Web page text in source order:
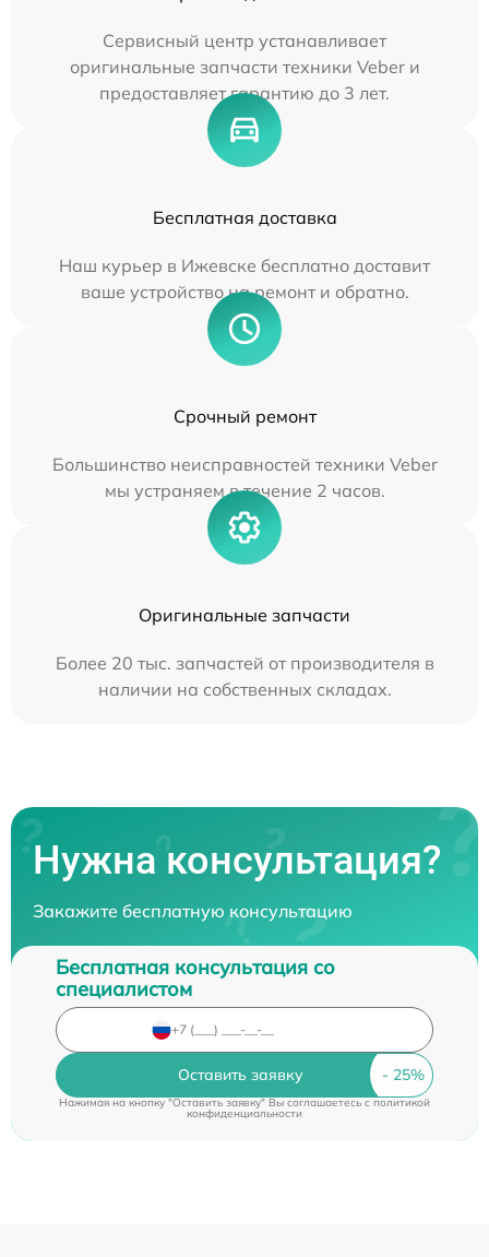
Сервисный центр устанавливает
оригинальные запчасти техники Veber и
предоставляет гарантию до 3 лет.
Бесплатная доставка
Наш курьер в Ижевске бесплатно доставит
ваше устройство на ремонт и обратно.
Срочный ремонт
Большинство неисправностей техники Veber
мы устраняем в течение 2 часов.
Оригинальные запчасти
Более 20 тыс. запчастей от производителя в
наличии на собственных складах.
Нужна консультация?
Закажите бесплатную консультацию
Бесплатная консультация со
специалистом
Оставить заявку
Нажимая на кнопку "Оставить заявку" Вы соглашаетесь cполитикой
конфиденциальности